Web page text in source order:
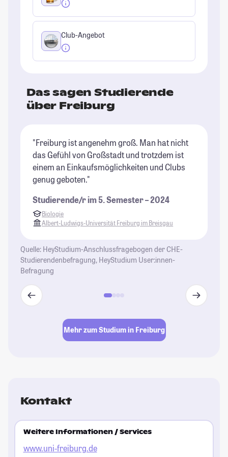
Club-Angebot
Das sagen Studierende
über Freiburg
"Freiburg ist angenehm groß. Man hat nicht
das Gefühl von Großstadt und trotzdem ist
einem an Einkaufsmöglichkeiten und Clubs
genug geboten."
Studierende/r im 5. Semester – 2024
Biologie
Albert-Ludwigs-Universität Freiburg im Breisgau
Quelle: HeyStudium-Anschlussfragebogen der CHE-
Studierendenbefragung, HeyStudium User:innen-
Befragung
Mehr zum Studium in Freiburg
Kontakt
Weitere Informationen / Services
www.uni-freiburg.de